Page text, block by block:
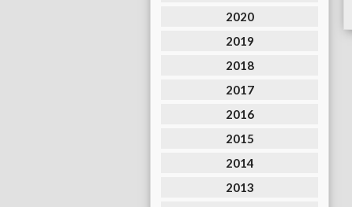
2020
2019
2018
2017
2016
2015
2014
2013